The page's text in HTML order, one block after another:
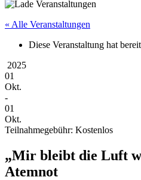
« Alle Veranstaltungen
Diese Veranstaltung hat
2025
01
Okt.
-
01
Okt.
Teilnahmegebühr: Kostenlos
„Mir bleibt die Luft
Atemnot